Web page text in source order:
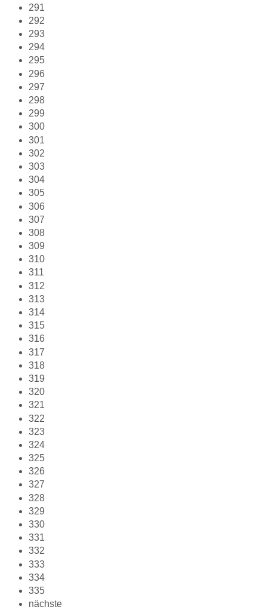
291
292
293
294
295
296
297
298
299
300
301
302
303
304
305
306
307
308
309
310
311
312
313
314
315
316
317
318
319
320
321
322
323
324
325
326
327
328
329
330
331
332
333
334
335
nächste